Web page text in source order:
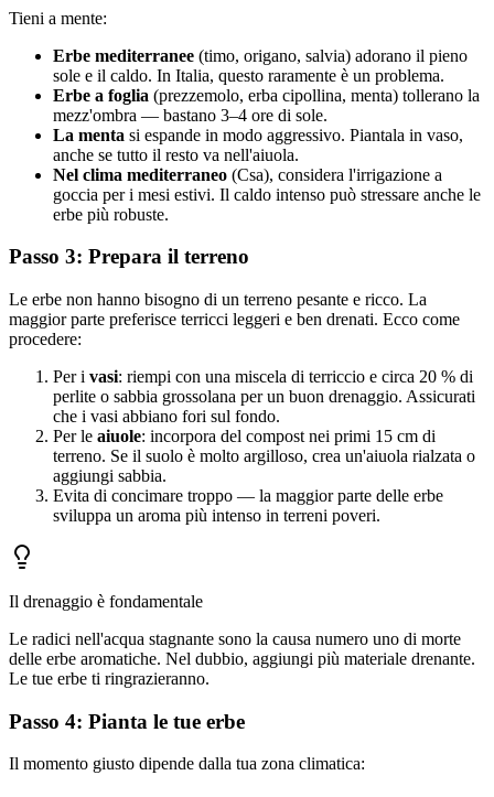
Tieni a mente:
Erbe mediterranee (timo, origano, salvia) adorano il pieno
sole e il caldo. In Italia, questo raramente è un problema.
Erbe a foglia (prezzemolo, erba cipollina, menta) tollerano la
mezz'ombra — bastano 3–4 ore di sole.
La menta si espande in modo aggressivo. Piantala in vaso,
anche se tutto il resto va nell'aiuola.
Nel clima mediterraneo (Csa), considera l'irrigazione a
goccia per i mesi estivi. Il caldo intenso può stressare anche le
erbe più robuste.
Passo 3: Prepara il terreno
Le erbe non hanno bisogno di un terreno pesante e ricco. La
maggior parte preferisce terricci leggeri e ben drenati. Ecco come
procedere:
Per i vasi: riempi con una miscela di terriccio e circa 20 % di
perlite o sabbia grossolana per un buon drenaggio. Assicurati
che i vasi abbiano fori sul fondo.
Per le aiuole: incorpora del compost nei primi 15 cm di
terreno. Se il suolo è molto argilloso, crea un'aiuola rialzata o
aggiungi sabbia.
Evita di concimare troppo — la maggior parte delle erbe
sviluppa un aroma più intenso in terreni poveri.
Il drenaggio è fondamentale
Le radici nell'acqua stagnante sono la causa numero uno di morte
delle erbe aromatiche. Nel dubbio, aggiungi più materiale drenante.
Le tue erbe ti ringrazieranno.
Passo 4: Pianta le tue erbe
Il momento giusto dipende dalla tua zona climatica: